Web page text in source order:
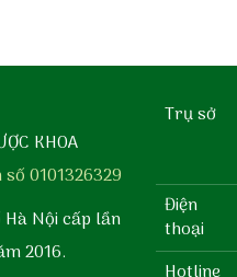
KHOA
0101326329
Nội cấp lần
2016.
Trụ sở
Điện
thoại